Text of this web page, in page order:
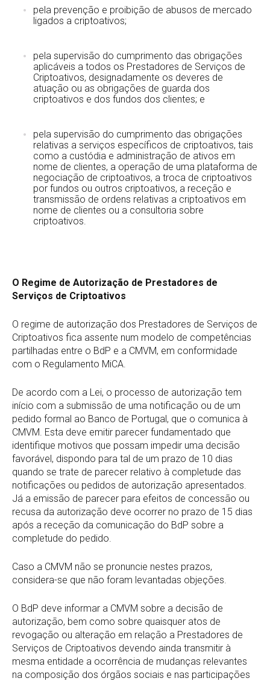
pela prevenção e proibição de abusos de mercado
ligados a criptoativos;
pela supervisão do cumprimento das obrigações
aplicáveis a todos os Prestadores de Serviços de
Criptoativos, designadamente os deveres de
atuação ou as obrigações de guarda dos
criptoativos e dos fundos dos clientes; e
pela supervisão do cumprimento das obrigações
relativas a serviços específicos de criptoativos, tais
como a custódia e administração de ativos em
nome de clientes, a operação de uma plataforma de
negociação de criptoativos, a troca de criptoativos
por fundos ou outros criptoativos, a receção e
transmissão de ordens relativas a criptoativos em
nome de clientes ou a consultoria sobre
criptoativos.
O Regime de Autorização de Prestadores de
Serviços de Criptoativos
O regime de autorização dos Prestadores de Serviços de
Criptoativos fica assente num modelo de competências
partilhadas entre o BdP e a CMVM, em conformidade
com o Regulamento MiCA.
De acordo com a Lei, o processo de autorização tem
início com a submissão de uma notificação ou de um
pedido formal ao Banco de Portugal, que o comunica à
CMVM. Esta deve emitir parecer fundamentado que
identifique motivos que possam impedir uma decisão
favorável, dispondo para tal de um prazo de 10 dias
quando se trate de parecer relativo à completude das
notificações ou pedidos de autorização apresentados.
Já a emissão de parecer para efeitos de concessão ou
recusa da autorização deve ocorrer no prazo de 15 dias
após a receção da comunicação do BdP sobre a
completude do pedido.
Caso a CMVM não se pronuncie nestes prazos,
considera-se que não foram levantadas objeções.
O BdP deve informar a CMVM sobre a decisão de
autorização, bem como sobre quaisquer atos de
revogação ou alteração em relação a Prestadores de
Serviços de Criptoativos devendo ainda transmitir à
mesma entidade a ocorrência de mudanças relevantes
na composição dos órgãos sociais e nas participações